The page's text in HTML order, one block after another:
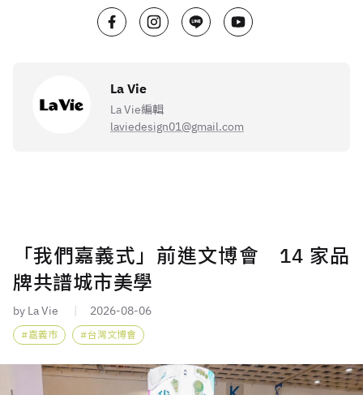
La Vie
La Vie編輯
laviedesign01@gmail.com
「我們嘉義式」前進文博會 14 家品
牌共譜城市美學
by La Vie 2026-08-06
嘉義市 台灣文博會